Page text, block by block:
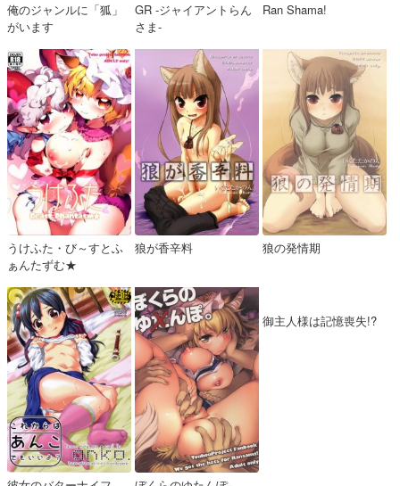
俺のジャンルに「狐」
がいます
GR -ジャイアントらん
さま-
Ran Shama!
うけふた・び～すとふ
ぁんたずむ★
狼が香辛料 狼の発情期
御主人様は記憶喪失!?